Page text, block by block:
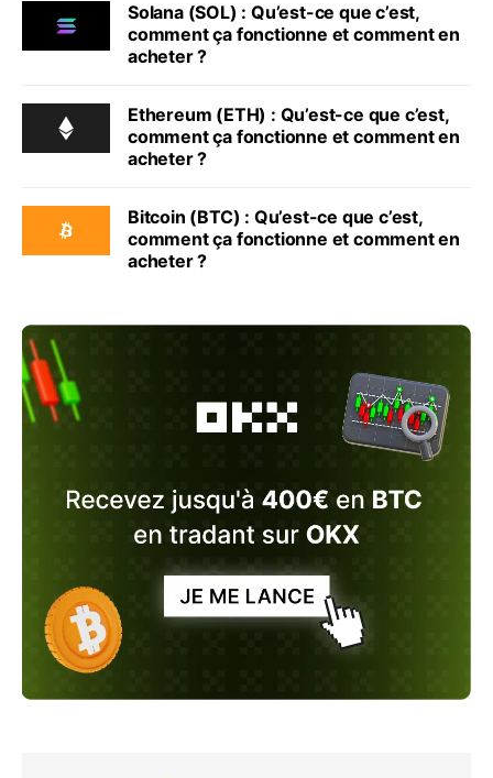
Solana (SOL) : Qu’est-ce que c’est,
comment ça fonctionne et comment en
acheter ?
Ethereum (ETH) : Qu’est-ce que c’est,
comment ça fonctionne et comment en
acheter ?
Bitcoin (BTC) : Qu’est-ce que c’est,
comment ça fonctionne et comment en
acheter ?